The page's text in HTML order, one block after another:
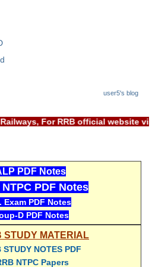
user5's blog
Railways, For RRB official
PDF Notes
NTPC PDF Notes
Exam PDF Notes
D PDF Notes
STUDY MATERIAL
STUDY NOTES PDF
NTPC Papers